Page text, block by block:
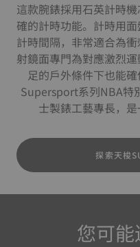
這款腕錶採用石英計時
確的計時功能。計時用
計時間隔，非常適合為
射鏡面專門為對應激烈
足的戶外條件下也能確
Supersport系列NBA特
士製錶工藝專長，是
探索天梭
您可